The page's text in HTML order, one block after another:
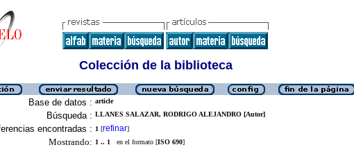
Colección de la biblioteca
Base de datos : article
Búsqueda : LLANES SALAZAR, RODRIGO ALEJANDRO [Autor]
encontradas : 1 [refinar]
Mostrando: 1 .. 1 en el formato [ISO 690]